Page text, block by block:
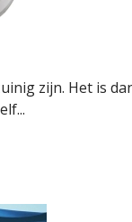
zijn. Het is